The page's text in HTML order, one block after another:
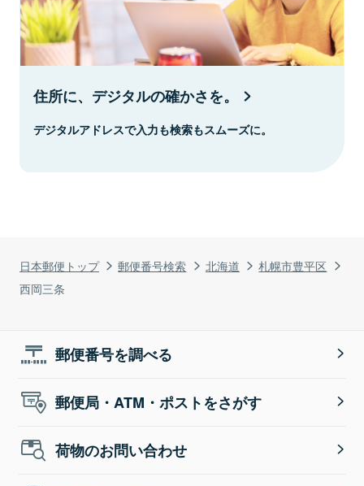
日本郵便トップ 郵便番号検索 北海道
札幌市豊平区
西岡三条
住所に、デジタルの確かさを。
デジタルアドレスで入力も検索もスムーズに。
郵便番号を調べる
郵便局・ATM・ポストをさがす
荷物のお問い合わせ